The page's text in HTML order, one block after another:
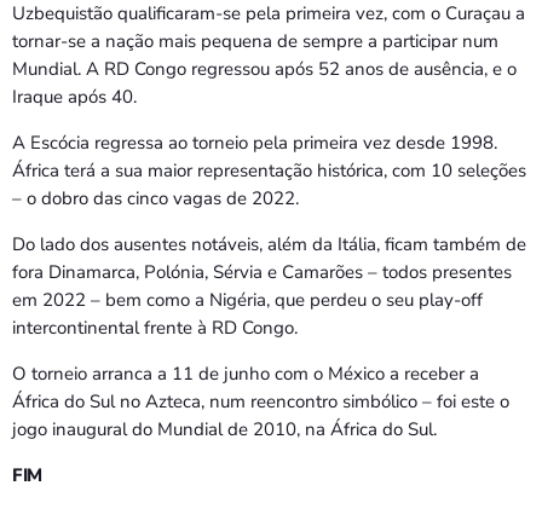
Uzbequistão qualificaram-se pela primeira vez, com o Curaçau a
tornar-se a nação mais pequena de sempre a participar num
Mundial. A RD Congo regressou após 52 anos de ausência, e o
Iraque após 40.
A Escócia regressa ao torneio pela primeira vez desde 1998.
África terá a sua maior representação histórica, com 10 seleções
– o dobro das cinco vagas de 2022.
Do lado dos ausentes notáveis, além da Itália, ficam também de
fora Dinamarca, Polónia, Sérvia e Camarões – todos presentes
em 2022 – bem como a Nigéria, que perdeu o seu play-off
intercontinental frente à RD Congo.
O torneio arranca a 11 de junho com o México a receber a
África do Sul no Azteca, num reencontro simbólico – foi este o
jogo inaugural do Mundial de 2010, na África do Sul.
FIM